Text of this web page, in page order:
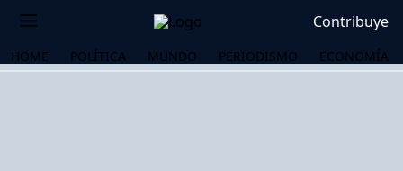
Contribuye
HOME POLÍTICA MUNDO PERIODISMO ECONOMÍA